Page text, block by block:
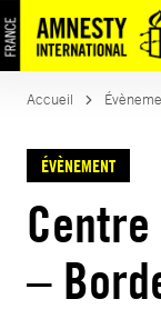
Accueil
ÉVÈNEMENT
Centre
–